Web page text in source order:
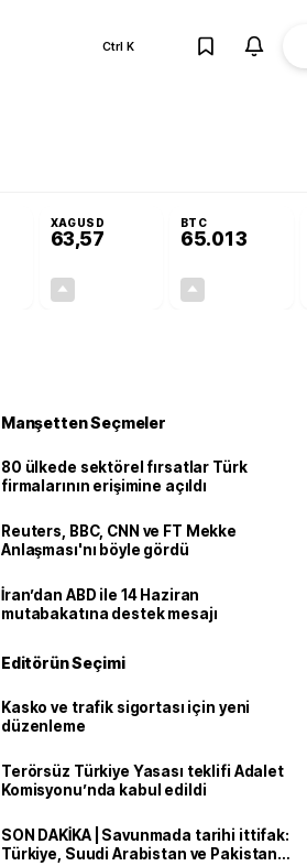
Ctrl K
XAGUSD
63,57
BTC
65.013
Manşetten Seçmeler
80 ülkede sektörel fırsatlar Türk
firmalarının erişimine açıldı
Reuters, BBC, CNN ve FT Mekke
Anlaşması'nı böyle gördü
İran’dan ABD ile 14 Haziran
mutabakatına destek mesajı
Editörün Seçimi
Kasko ve trafik sigortası için yeni
düzenleme
Terörsüz Türkiye Yasası teklifi Adalet
Komisyonu’nda kabul edildi
SON DAKİKA | Savunmada tarihi ittifak:
Türkiye, Suudi Arabistan ve Pakistan